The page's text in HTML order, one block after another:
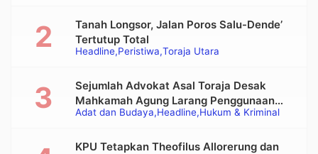
Headline Peristiwa Toraja Utara
Tanah Longsor, Jalan Poros Salu-Dende’
Tertutup Total
Adat dan Budaya Headline Hukum & Kriminal
Sejumlah Advokat Asal Toraja Desak
Mahkamah Agung Larang Penggunaan
Alat Berat pada Eksekusi Rumah Adat
KPU Tetapkan Theofilus Allorerung dan